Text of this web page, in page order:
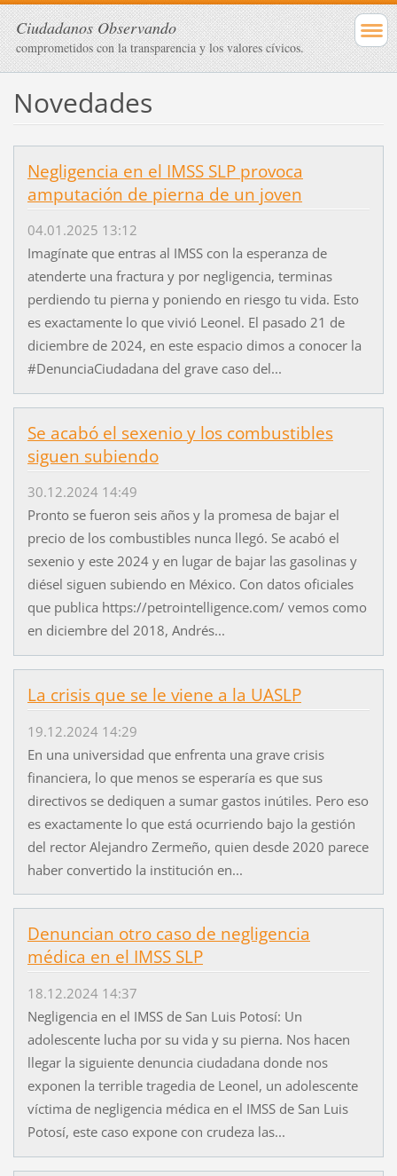
Ciudadanos Observando
comprometidos con la transparencia y los valores cívicos.
Novedades
Negligencia en el IMSS SLP provoca
amputación de pierna de un joven
04.01.2025 13:12
Imagínate que entras al IMSS con la esperanza de
atenderte una fractura y por negligencia, terminas
perdiendo tu pierna y poniendo en riesgo tu vida. Esto
es exactamente lo que vivió Leonel. El pasado 21 de
diciembre de 2024, en este espacio dimos a conocer la
#DenunciaCiudadana del grave caso del...
Se acabó el sexenio y los combustibles
siguen subiendo
30.12.2024 14:49
Pronto se fueron seis años y la promesa de bajar el
precio de los combustibles nunca llegó. Se acabó el
sexenio y este 2024 y en lugar de bajar las gasolinas y
diésel siguen subiendo en México. Con datos oficiales
que publica https://petrointelligence.com/ vemos como
en diciembre del 2018, Andrés...
La crisis que se le viene a la UASLP
19.12.2024 14:29
En una universidad que enfrenta una grave crisis
financiera, lo que menos se esperaría es que sus
directivos se dediquen a sumar gastos inútiles. Pero eso
es exactamente lo que está ocurriendo bajo la gestión
del rector Alejandro Zermeño, quien desde 2020 parece
haber convertido la institución en...
Denuncian otro caso de negligencia
médica en el IMSS SLP
18.12.2024 14:37
Negligencia en el IMSS de San Luis Potosí: Un
adolescente lucha por su vida y su pierna. Nos hacen
llegar la siguiente denuncia ciudadana donde nos
exponen la terrible tragedia de Leonel, un adolescente
víctima de negligencia médica en el IMSS de San Luis
Potosí, este caso expone con crudeza las...